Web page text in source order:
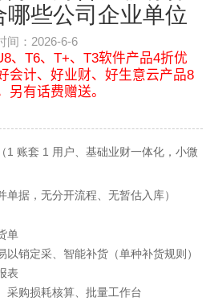
些公司企业单位
间：2026-6-6
、T6、T+、T3软件产品4折优
会计、好业财、好生意云产品8
另有话费赠送。
1 账套 1 用户、基础业财一体化，小微
据，无分开流程、无暂估入库）
单
销定采、智能补货（单种补货规则）
表
采购损耗核算、批量工作台